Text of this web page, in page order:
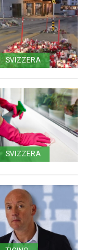
SVIZZERA
SVIZZERA